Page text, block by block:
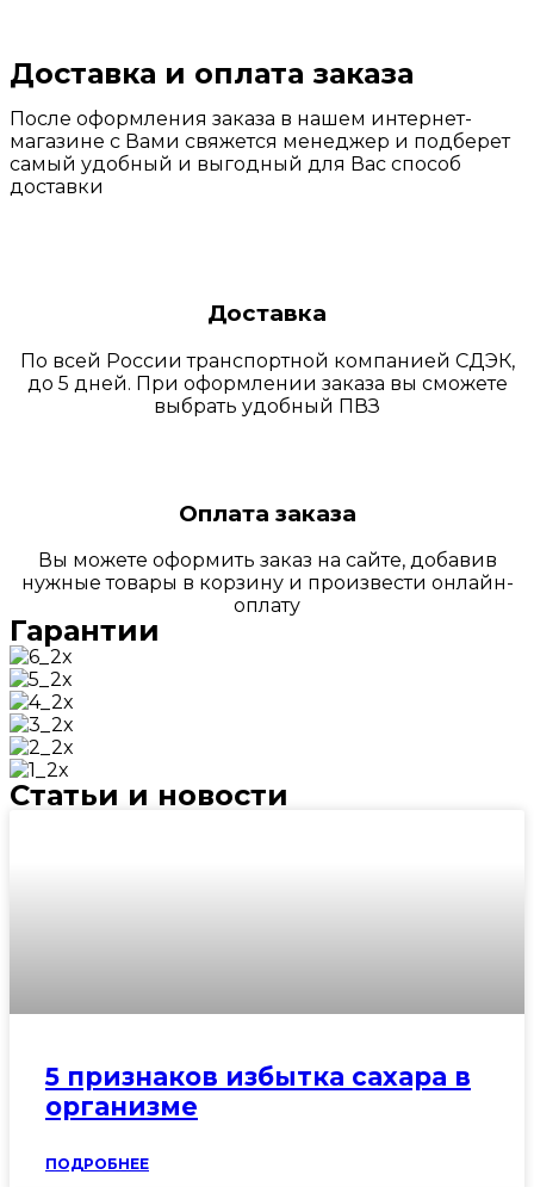
Доставка и оплата заказа
После оформления заказа в нашем интернет-
магазине с Вами свяжется менеджер и подберет
самый удобный и выгодный для Вас способ
доставки
Доставка
По всей России транспортной компанией СДЭК,
до 5 дней. При оформлении заказа вы сможете
выбрать удобный ПВЗ
Оплата заказа
Вы можете оформить заказ на сайте, добавив
нужные товары в корзину и произвести онлайн-
оплату
Гарантии
Статьи и новости
5 признаков избытка сахара в
организме
ПОДРОБНЕЕ